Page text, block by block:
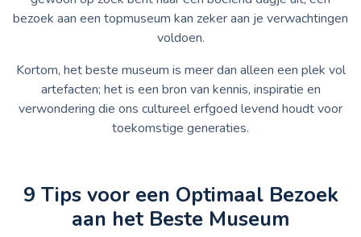
bezoek aan een topmuseum kan zeker aan je verwachtingen
voldoen.
Kortom, het beste museum is meer dan alleen een plek vol
artefacten; het is een bron van kennis, inspiratie en
verwondering die ons cultureel erfgoed levend houdt voor
toekomstige generaties.
9 Tips voor een Optimaal Bezoek
aan het Beste Museum